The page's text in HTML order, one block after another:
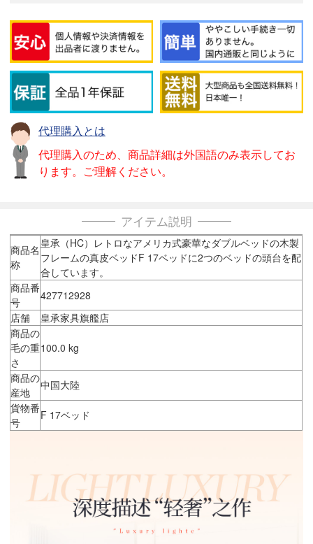
代理購入とは
代理購入のため、商品詳細は外国語のみ表示してお
ります。ご理解ください。
アイテム説明
商品名
称
皇承（HC）レトロなアメリカ式豪華なダブルベッドの木製
フレームの真皮ベッドF 17ベッドに2つのベッドの頭台を配
合しています。
商品番
号
427712928
店舗
皇承家具旗艦店
商品の
毛の重
さ
100.0 kg
商品の
産地
中国大陸
貨物番
号
F 17ベッド